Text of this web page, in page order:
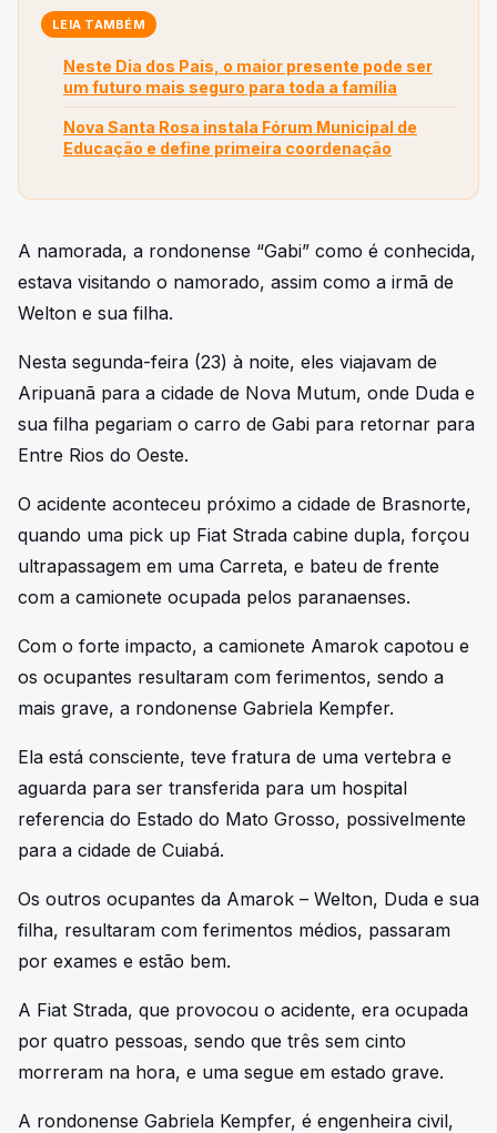
LEIA TAMBÉM
Neste Dia dos Pais, o maior presente pode ser
um futuro mais seguro para toda a família
Nova Santa Rosa instala Fórum Municipal de
Educação e define primeira coordenação
A namorada, a rondonense “Gabi” como é conhecida,
estava visitando o namorado, assim como a irmã de
Welton e sua filha.
Nesta segunda-feira (23) à noite, eles viajavam de
Aripuanã para a cidade de Nova Mutum, onde Duda e
sua filha pegariam o carro de Gabi para retornar para
Entre Rios do Oeste.
O acidente aconteceu próximo a cidade de Brasnorte,
quando uma pick up Fiat Strada cabine dupla, forçou
ultrapassagem em uma Carreta, e bateu de frente
com a camionete ocupada pelos paranaenses.
Com o forte impacto, a camionete Amarok capotou e
os ocupantes resultaram com ferimentos, sendo a
mais grave, a rondonense Gabriela Kempfer.
Ela está consciente, teve fratura de uma vertebra e
aguarda para ser transferida para um hospital
referencia do Estado do Mato Grosso, possivelmente
para a cidade de Cuiabá.
Os outros ocupantes da Amarok – Welton, Duda e sua
filha, resultaram com ferimentos médios, passaram
por exames e estão bem.
A Fiat Strada, que provocou o acidente, era ocupada
por quatro pessoas, sendo que três sem cinto
morreram na hora, e uma segue em estado grave.
A rondonense Gabriela Kempfer, é engenheira civil,